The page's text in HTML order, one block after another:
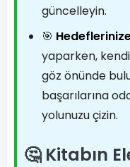
güncelleyin.
🎯
yaparken,
göz önünde
başarılarına
yolunuzu çizin.
🤔 Kitabın